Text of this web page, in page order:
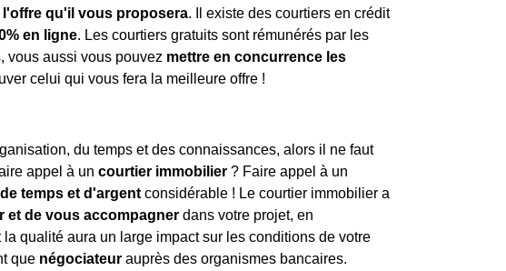
qu'il vous proposera. Il existe des courtiers en crédit
en ligne. Les courtiers gratuits sont rémunérés par les
vous aussi vous pouvez mettre en concurrence les
celui qui vous fera la meilleure offre !
du temps et des connaissances, alors il ne faut
appel à un courtier immobilier ? Faire appel à un
temps et d'argent considérable ! Le courtier immobilier a
et de vous accompagner dans votre projet, en
qualité aura un large impact sur les conditions de votre
que négociateur auprès des organismes bancaires.